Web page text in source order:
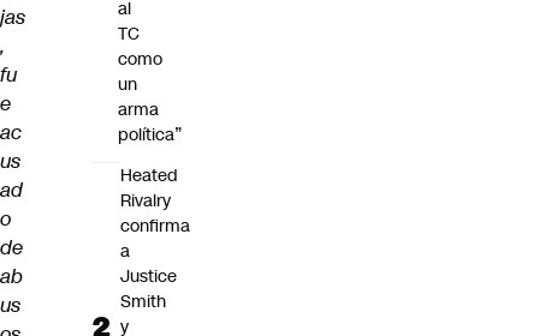
jas
,
fu
e
ac
us
ad
o
de
ab
us
al
TC
como
un
arma
política”
Heated
Rivalry
confirma
a
Justice
Smith
y